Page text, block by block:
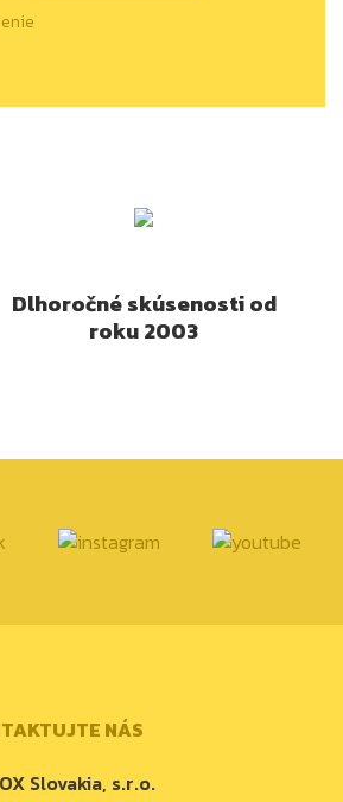
Dlhoročné skúsenosti od
roku 2003
NÁS
Slovakia, s.r.o.